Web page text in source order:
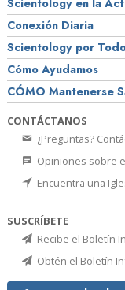
Scientology en la
Conexión Diaria
Scientology por
Cómo Ayudamos
CÓMO Mantenerse
CONTÁCTANOS
¿Preguntas?
Opiniones sobre
Encuentra una
SUSCRÍBETE
Recibe el Boletín
Obtén el Boletín